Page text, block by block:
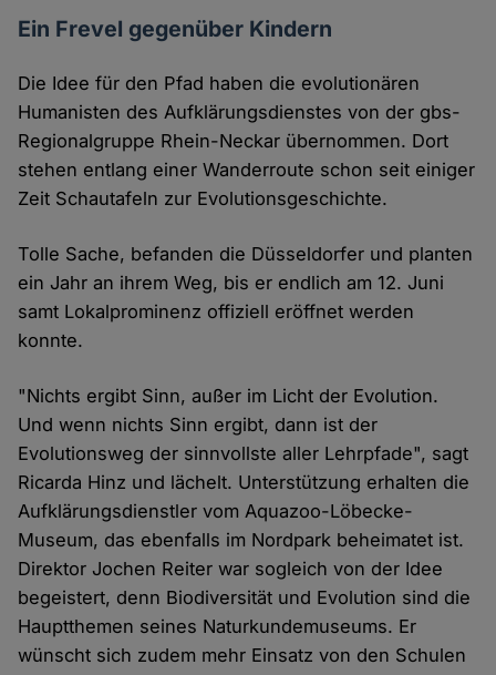
Ein Frevel gegenüber Kindern
Die Idee für den Pfad haben die evolutionären
Humanisten des Aufklärungsdienstes von der gbs-
Regionalgruppe Rhein-Neckar übernommen. Dort
stehen entlang einer Wanderroute schon seit einiger
Zeit Schautafeln zur Evolutionsgeschichte.
Tolle Sache, befanden die Düsseldorfer und planten
ein Jahr an ihrem Weg, bis er endlich am 12. Juni
samt Lokalprominenz offiziell eröffnet werden
konnte.
"Nichts ergibt Sinn, außer im Licht der Evolution.
Und wenn nichts Sinn ergibt, dann ist der
Evolutionsweg der sinnvollste aller Lehrpfade", sagt
Ricarda Hinz und lächelt. Unterstützung erhalten die
Aufklärungsdienstler vom Aquazoo-Löbecke-
Museum, das ebenfalls im Nordpark beheimatet ist.
Direktor Jochen Reiter war sogleich von der Idee
begeistert, denn Biodiversität und Evolution sind die
Hauptthemen seines Naturkundemuseums. Er
wünscht sich zudem mehr Einsatz von den Schulen